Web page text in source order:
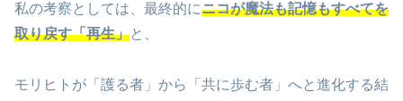
私の考察としては、最終的にニコが魔法も記憶もすべてを
取り戻す「再生」と、
モリヒトが「護る者」から「共に歩む者」へと進化する結